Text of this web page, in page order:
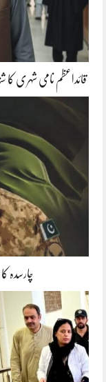
قائداعظم نامی شہری کا
چارسدہ